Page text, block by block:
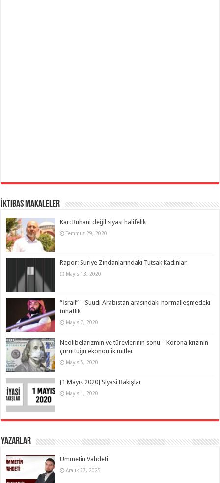
İktibas Makaleler
Kar: Ruhani değil siyasi halifelik
Temmuz 29, 2020
Rapor: Suriye Zindanlarındaki Tutsak Kadınlar
Mayıs 13, 2020
“İsrail” – Suudi Arabistan arasındaki normalleşmedeki
tuhaflık
Mayıs 7, 2020
Neolibelarizmin ve türevlerinin sonu – Korona krizinin
çürüttüğü ekonomik mitler
Mayıs 5, 2020
[1 Mayıs 2020] Siyasi Bakışlar
Mayıs 1, 2020
Yazarlar
Ümmetin Vahdeti
Aralık 27, 2025